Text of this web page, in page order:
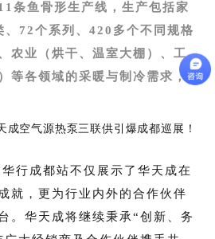
条鱼骨形生产线，生产包括家
、72个系列、420多个不同规格
农业（烘干、温室大棚）、工
等各领域的采暖与制冷需求，
行成都站不仅展示了华天成在
就，更为行业内外的合作伙伴
。华天成将继续秉承“创新、务